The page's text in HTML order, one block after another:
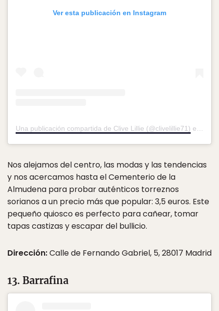
Ver esta publicación en Instagram
Una publicación compartida de Clive Lillie (@clivelillie71) el 26
Nos alejamos del centro, las modas y las tendencias
y nos acercamos hasta el Cementerio de la
Almudena para probar auténticos torreznos
sorianos a un precio más que popular: 3,5 euros. Este
pequeño quiosco es perfecto para cañear, tomar
tapas castizas y escapar del bullicio.
Dirección:Calle de Fernando Gabriel, 5, 28017 Madrid
13. Barrafina